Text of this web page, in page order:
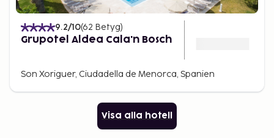
9.2/10(62 Betyg)
Grupotel Aldea Cala'n Bosch
Son Xoriguer, Ciudadella de Menorca, Spanien
Visa alla hotell